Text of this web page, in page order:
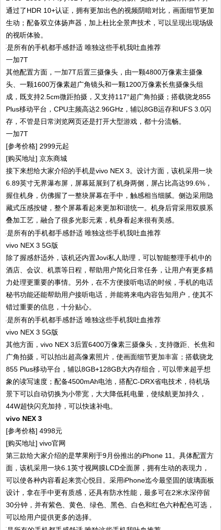
通过了HDR 10+认证，拥有更加出色的视频阴暗对比，画面细节更加
生动；配备双立体扬声器，加上杜比全景声技术，可以呈现出现场级
的视听体验。
一加7T
其他配置方面，一加7T后置三摄像头，由一颗4800万像素主摄像
头、一颗1600万像素超广角镜头和一颗1200万像素长焦摄像头组
成，既支持2.5cm微距拍摄，又支持117°超广角拍摄；搭载骁龙855
Plus移动平台，CPU主频高达2.96GHz，辅以8GB运存和UFS 3.0闪
存，不管是日常浏览网页还是打开大型游戏，都十分流畅。
一加7T
[参考价格] 2999元起
[购买地址] 京东商城
接下来想给大家介绍的手机是vivo NEX 3。设计方面，该机采用一块
6.89英寸无界瀑布屏，屏幕延展到了机身两侧，屏占比高达99.6%，
握住机身，仿佛握了一整块屏幕在手中，触感相当细腻。侧边采用隐
藏式压感按键，整个屏幕看起来更加和谐统一。机身后背采用双膜系
叠加工艺，融合了很多光影元素，机身看起来很有美感。
vivo NEX 3 5G版
除了握感舒适外，该机还内置Jovi私人助理，可以智能整理手机中的
酒店、会议、机票等日程，帮助用户简化日常任务，让用户有更多精
力处理更重要的事情。另外，在不方便接听电话的时候，手机的电话
秘书功能还能帮助用户接听电话，并能将来电内容告知用户，使其不
错过重要的信息，十分贴心。
vivo NEX 3 5G版
其他方面，vivo NEX 3后置6400万像素三摄像头，支持微距、长焦和
广角拍摄，可以拍出超高像素照片，使画面细节更加丰富；搭载骁龙
855 Plus移动平台，辅以8GB+128GB大内存组合，可以带来超乎想
象的读写速度；配备4500mAh电池，搭配C-DRX省电技术，待机场
景下可以自动切换为小带宽，大大降低耗电量，使续航更加持久，
44W超快闪充加持，可以快速补电。
vivo NEX 3
[参考价格] 4998元
[购买地址] vivo官网
第三款给大家介绍的是苹果刚于9月份推出的iPhone 11。具体配置方
面，该机采用一块6.1英寸视网膜LCD全面屏，拥有生动的表现力，
可以使各种内容看起来赏心悦目。采用iPhone迄今最坚固的玻璃面板
设计，拿在手中更有质感，还具有防水性能，最多可在2米水深停留
30分钟，并有紫色、黄色、绿色、黑色、白色和红色六种配色可选，
可以给用户提供更多的选择。